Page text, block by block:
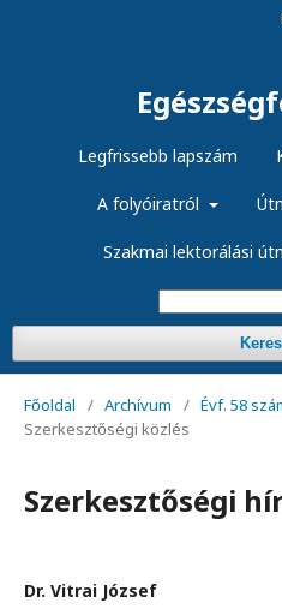
Legfrissebb lapszám
A folyóiratról
Szakmai lektorálási
Főoldal / Archívum / Évf. 58
Szerkesztőségi közlés
Szerkesztőségi
Dr. Vitrai József